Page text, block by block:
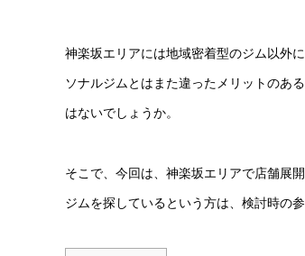
神楽坂エリアには地域密着型のジム以外
ソナルジムとはまた違ったメリットのあ
はないでしょうか。
そこで、今回は、神楽坂エリアで店舗展
ジムを探しているという方は、検討時の